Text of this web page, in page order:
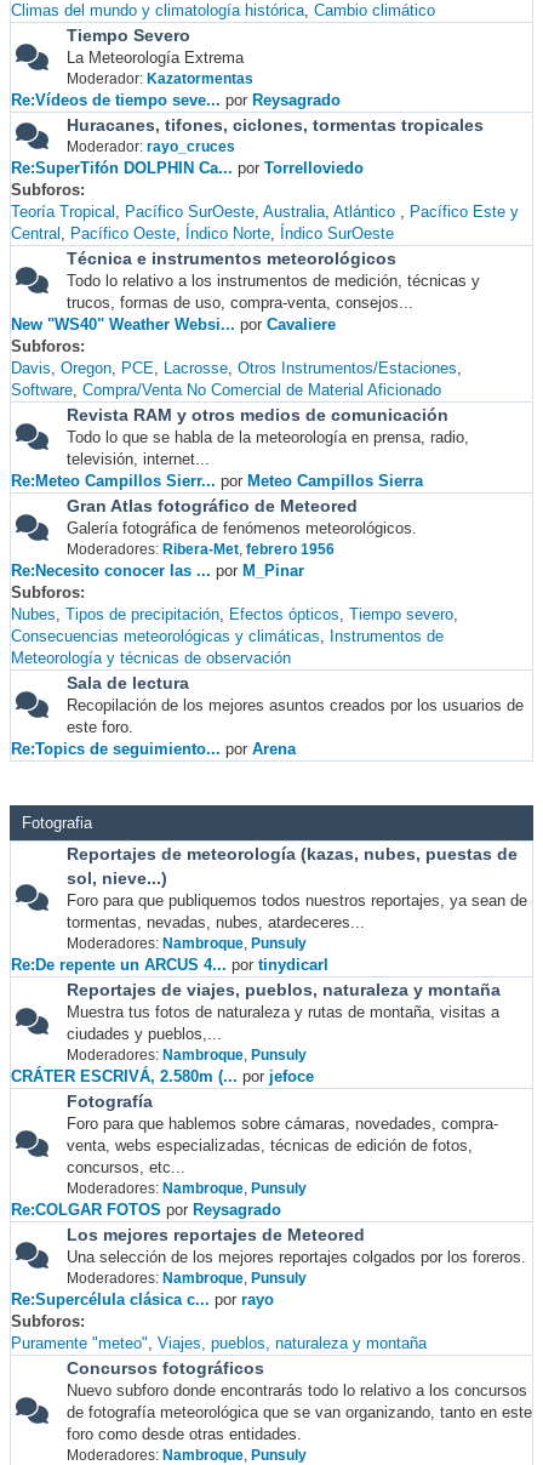
Climas del mundo y climatología histórica Cambio climático
Tiempo Severo
La Meteorología Extrema
Moderador: Kazatormentas
Re:Vídeos de tiempo seve... por Reysagrado
Huracanes, tifones, ciclones, tormentas tropicales
Moderador: rayo_cruces
Re:SuperTifón DOLPHIN Ca... por Torrelloviedo
Subforos
Teoría Tropical
Pacífico SurOeste Australia Atlántico
Pacífico Este y
Central
Pacífico Oeste Índico Norte Índico SurOeste
Técnica e instrumentos meteorológicos
Todo lo relativo a los instrumentos de medición, técnicas y
trucos, formas de uso, compra-venta, consejos...
New "WS40" Weather Websi... por Cavaliere
Subforos
Davis Oregon PCE Lacrosse Otros Instrumentos/Estaciones
Software Compra/Venta No Comercial de Material Aficionado
Revista RAM y otros medios de comunicación
Todo lo que se habla de la meteorología en prensa, radio,
televisión, internet...
Re:Meteo Campillos Sierr... por Meteo Campillos Sierra
Gran Atlas fotográfico de Meteored
Galería fotográfica de fenómenos meteorológicos.
Moderadores: Ribera-Met, febrero 1956
Re:Necesito conocer las ... por M_Pinar
Subforos
Nubes Tipos de precipitación Efectos ópticos Tiempo severo
Consecuencias meteorológicas y climáticas
Instrumentos de
Meteorología y técnicas de observación
Sala de lectura
Recopilación de los mejores asuntos creados por los usuarios de
este foro.
Re:Topics de seguimiento... por Arena
Fotografia
Reportajes de meteorología (kazas, nubes, puestas de
sol, nieve...)
Foro para que publiquemos todos nuestros reportajes, ya sean de
tormentas, nevadas, nubes, atardeceres...
Moderadores: Nambroque, Punsuly
Re:De repente un ARCUS 4... por tinydicarl
Reportajes de viajes, pueblos, naturaleza y montaña
Muestra tus fotos de naturaleza y rutas de montaña, visitas a
ciudades y pueblos,...
Moderadores: Nambroque, Punsuly
CRÁTER ESCRIVÁ, 2.580m (... por jefoce
Fotografía
Foro para que hablemos sobre cámaras, novedades, compra-
venta, webs especializadas, técnicas de edición de fotos,
concursos, etc...
Moderadores: Nambroque, Punsuly
Re:COLGAR FOTOS por Reysagrado
Los mejores reportajes de Meteored
Una selección de los mejores reportajes colgados por los foreros.
Moderadores: Nambroque, Punsuly
Re:Supercélula clásica c... por rayo
Subforos
Puramente "meteo" Viajes, pueblos, naturaleza y montaña
Concursos fotográficos
Nuevo subforo donde encontrarás todo lo relativo a los concursos
de fotografía meteorológica que se van organizando, tanto en este
foro como desde otras entidades.
Moderadores: Nambroque, Punsuly